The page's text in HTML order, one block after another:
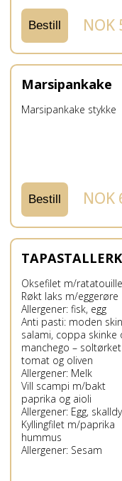
Bestill NOK
Marsipankake
Marsipankake stykke
Bestill NOK
Oksefilet m/ratatouille
Røkt laks m/eggerøre
Allergener: fisk, egg
Anti pasti: moden
salami, coppa skinke
manchego – soltørket
tomat og oliven
Allergener: Melk
Vill scampi m/bakt
paprika og aioli
Allergener: Egg,
Kyllingfilet m/paprika
hummus
Allergener: Sesam